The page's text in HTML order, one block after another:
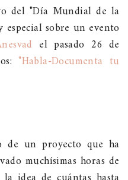
del "Día Mundial de la
sobre un evento
el pasado 26 de
"Habla-Documenta tu
de un proyecto que ha
muchísimas horas de